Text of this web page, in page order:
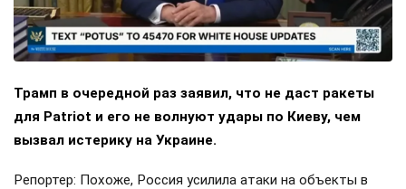
Трамп в очередной раз заявил, что не даст ракеты
для Patriot и его не волнуют удары по Киеву, чем
вызвал истерику на Украине.
Репортер: Похоже, Россия усилила атаки на объекты в